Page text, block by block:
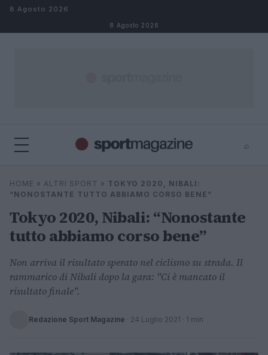
Salta al contenuto
8 Agosto 2026
8 Agosto 2026
⌕
Cerca
HOME » ALTRI SPORT » TOKYO 2020, NIBALI:
“NONOSTANTE TUTTO ABBIAMO CORSO BENE”
Tokyo 2020, Nibali: “Nonostante
tutto abbiamo corso bene”
Non arriva il risultato sperato nel ciclismo su strada. Il
rammarico di Nibali dopo la gara: "Ci è mancato il
risultato finale".
Redazione Sport Magazine · 24 Luglio 2021 · 1 min